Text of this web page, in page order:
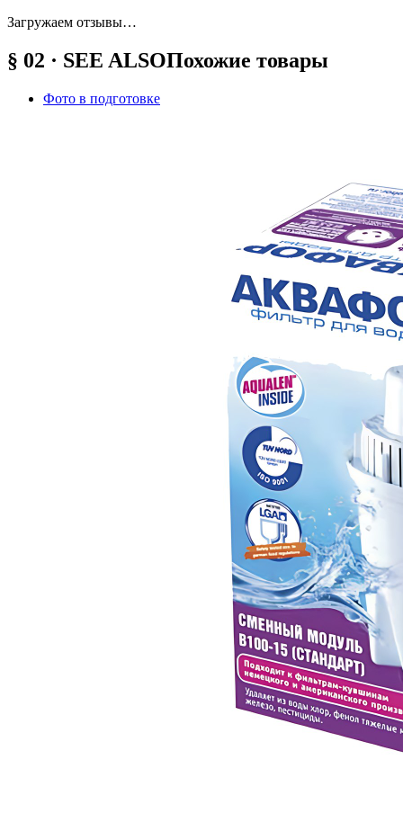
Загружаем отзывы…
§ 02 · SEE ALSOПохожие товары
Фото в подготовке